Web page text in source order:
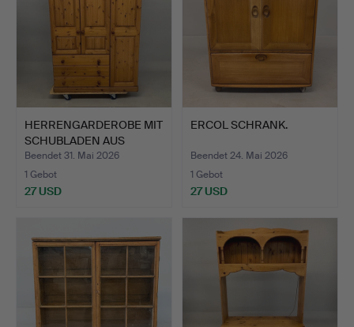
HERRENGARDEROBE MIT
SCHUBLADEN AUS
KIEFER.
Beendet 31. Mai 2026
1 Gebot
27 USD
ERCOL SCHRANK.
Beendet 24. Mai 2026
1 Gebot
27 USD